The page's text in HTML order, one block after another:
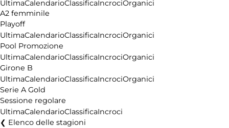
UltimaCalendarioClassificaIncrociOrganici
A2 femminile
Playoff
UltimaCalendarioClassificaIncrociOrganici
Pool Promozione
UltimaCalendarioClassificaIncrociOrganici
Girone B
UltimaCalendarioClassificaIncrociOrganici
Serie A Gold
Sessione regolare
UltimaCalendarioClassificaIncroci
Elenco delle stagioni